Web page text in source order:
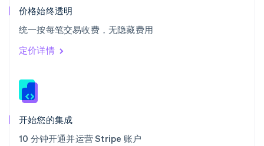
价格始终透明
统一按每笔交易收费，无隐藏费用
定价详情
开始您的集成
10 分钟开通并运营 Stripe 账户
希腊
English
西班牙
Español
新加坡
新西兰
匈牙利
English
ItalianoEnglish